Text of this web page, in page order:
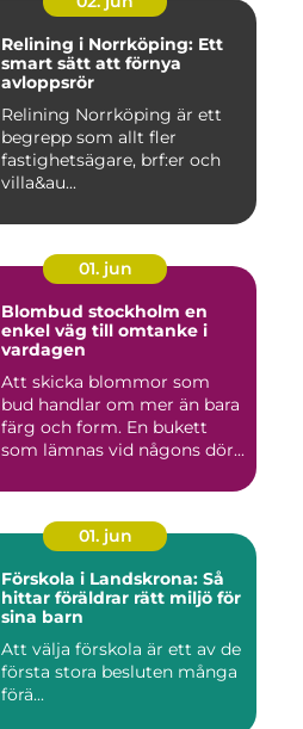
Relining i Norrköping: Ett
smart sätt att förnya
avloppsrör
Relining Norrköping är ett
begrepp som allt fler
fastighetsägare, brf:er och
villa&au...
01. jun
Blombud stockholm en
enkel väg till omtanke i
vardagen
Att skicka blommor som
bud handlar om mer än bara
färg och form. En bukett
som lämnas vid någons dör...
01. jun
Förskola i Landskrona: Så
hittar föräldrar rätt miljö för
sina barn
Att välja förskola är ett av de
första stora besluten många
förä...